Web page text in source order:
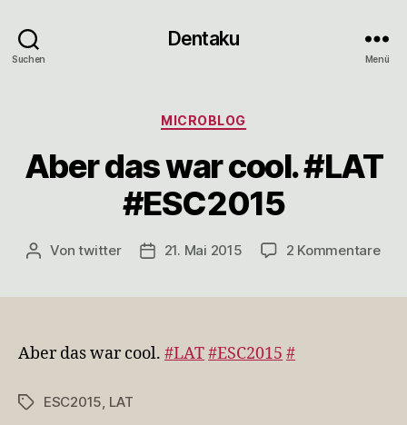
Suchen
Dentaku
Menü
Kategorien
MICROBLOG
Aber das war cool. #LAT
#ESC2015
Beitragsautor
Vontwitter Veröffentlichungsdatum
21. Mai 2015 2 Kommentarezu
Aber das war cool. #LAT#ESC2015 #
Schlagwörter
ESC2015 LAT